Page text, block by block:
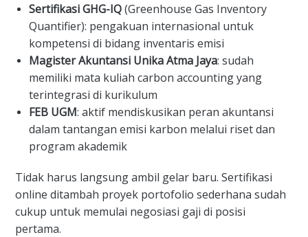
Sertifikasi GHG-IQ(Greenhouse Gas Inventory
Quantifier): pengakuan internasional untuk
kompetensi di bidang inventaris emisi
Magister Akuntansi Unika Atma Jaya: sudah
memiliki mata kuliah carbon accounting yang
terintegrasi di kurikulum
FEB UGM: aktif mendiskusikan peran akuntansi
dalam tantangan emisi karbon melalui riset dan
program akademik
Tidak harus langsung ambil gelar baru. Sertifikasi
online ditambah proyek portofolio sederhana sudah
cukup untuk memulai negosiasi gaji di posisi
pertama.